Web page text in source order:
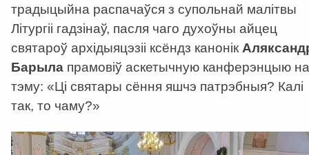
традыцыйна распачаўся з супольнай малітвы
Літургіі гадзінаў, пасля чаго духоўны айцец
святароў архідыяцэзіі ксёндз канонік
Барыла прамовіў аскетычную канферэнцыю на
тэму: «Ці святары сёння яшчэ патрэбныя? Калі
так, то чаму?»